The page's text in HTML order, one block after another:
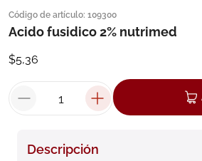
Código de artículo: 109300
Acido fusidico 2% nutrimed
$5,36
Descripción
1. eucerin
pilexil
5. cerave
6 degraler